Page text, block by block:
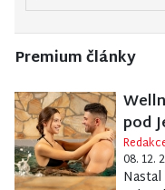
Premium články
pod
08. 12.